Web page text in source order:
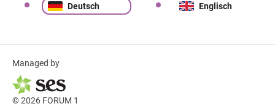
Deutsch Englisch
Managed by
© 2026 FORUM 1